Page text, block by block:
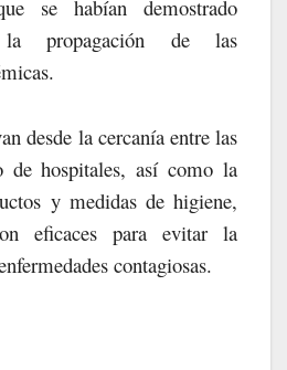
se habían demostrado
la propagación de las
desde la cercanía entre las
de hospitales, así como la
y medidas de higiene,
eficaces para evitar la
contagiosas.